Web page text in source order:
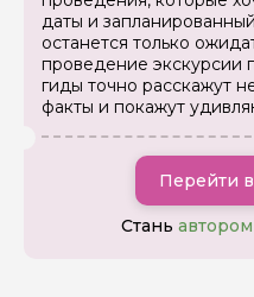
даты и
останется только
проведение экскурсии
гиды точно расскажут
факты и покажут
Перейти
Стань автором